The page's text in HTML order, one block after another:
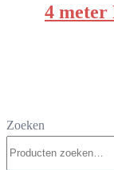
4 meter
Zoeken